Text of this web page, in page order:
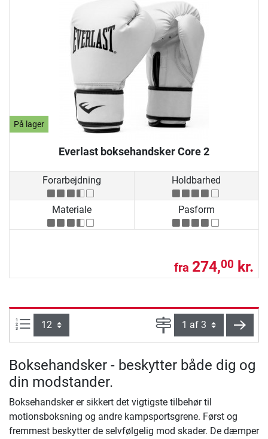
På lager
Everlast boksehandsker Core 2
Forarbejdning Holdbarhed
Materiale Pasform
fra 274,00 kr.
Artikel pr. side: Side
Boksehandsker - beskytter både dig og
din modstander.
Boksehandsker er sikkert det vigtigste tilbehør til
motionsboksning og andre kampsportsgrene. Først og
fremmest beskytter de selvfølgelig mod skader. De dæmper